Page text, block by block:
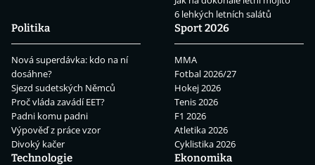
6 lehkých letních salátů
Politika
Nová superdávka: kdo na ní
dosáhne?
Sjezd sudetských Němců
Proč vláda zavádí EET?
Padni komu padni
Výpověď z práce vzor
Divoký kačer
Sport 2026
MMA
Fotbal 2026/27
Hokej 2026
Tenis 2026
F1 2026
Atletika 2026
Cyklistika 2026
Technologie
Ekonomika